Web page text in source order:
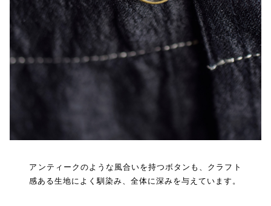
アンティークのような風合いを持つボタンも、クラフト
感ある生地によく馴染み、全体に深みを与えています。